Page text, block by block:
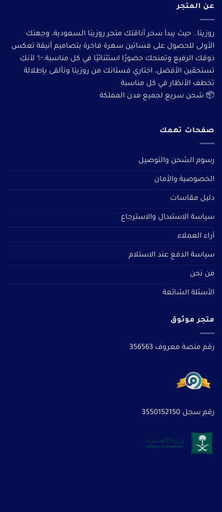
عن المتجر
روزيتا.. حيث يبدأ سحر أناقتك متجر روزيتا السعودية، وجهتك
الأولى للحصول على فساتين سهرة فاخرة بتصاميم أنيقة تعكس
ذوقك الرفيع وتمنحك حضورًا استثنائيًا في كل مناسبة.✨ لأنكِ
تستحقين الأفضل، اختاري فستانك من روزيتا وتألقى بإطلالة
تخطف الأنظار في كل مناسبة
📦 شحن سريع لجميع مدن المملكة
صفحات تهمك
رسوم الشحن والتوصيل
الخصوصية والأمان
دليل مقاسات
سياسة الاستبدال والاسترجاع
آراء العملاء
سياسة الدفع عند الاستلام
من نحن
الأسئلة الشائعة
متجر موثوق
رقم منصة معروف 356563
رقم سجل 3550152150